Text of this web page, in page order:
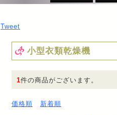
Tweet
小型衣類乾燥機
1件の商品がございます。
価格順 新着順